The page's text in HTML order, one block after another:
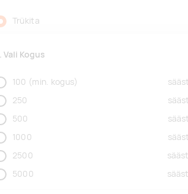
Trükita
Vali Kogus
100 (min. kogus)
250
500
1000
2500
5000